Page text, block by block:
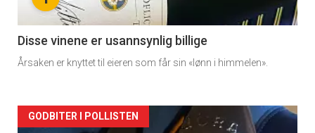
2
Disse vinene er usannsynlig billige
Årsaken er knyttet til eieren som får sin «lønn i himmelen».
Forsiden
GODBITER I POLLISTEN